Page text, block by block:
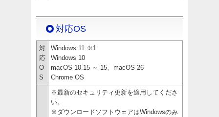
対応OS
対
応
O
S
Windows 11 ※1
Windows 10
macOS 10.15 ～ 15、macOS 26
Chrome OS
※最新のセキュリティ更新を適用してくださ
い。
※ダウンロードソフトウェアはWindowsのみ